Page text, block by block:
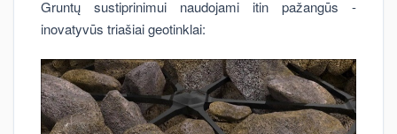
Gruntų sustiprinimui naudojami itin pažangūs -
inovatyvūs triašiai geotinklai: